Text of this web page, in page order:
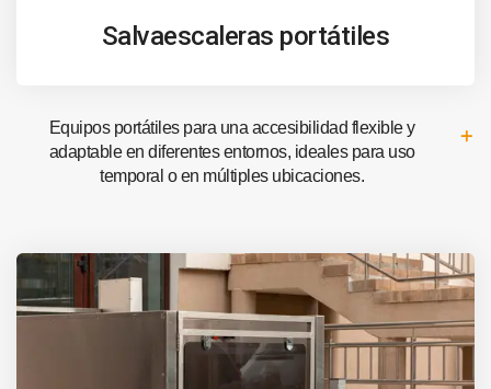
Salvaescaleras portátiles
Equipos portátiles para una accesibilidad flexible y
adaptable en diferentes entornos, ideales para uso
temporal o en múltiples ubicaciones.